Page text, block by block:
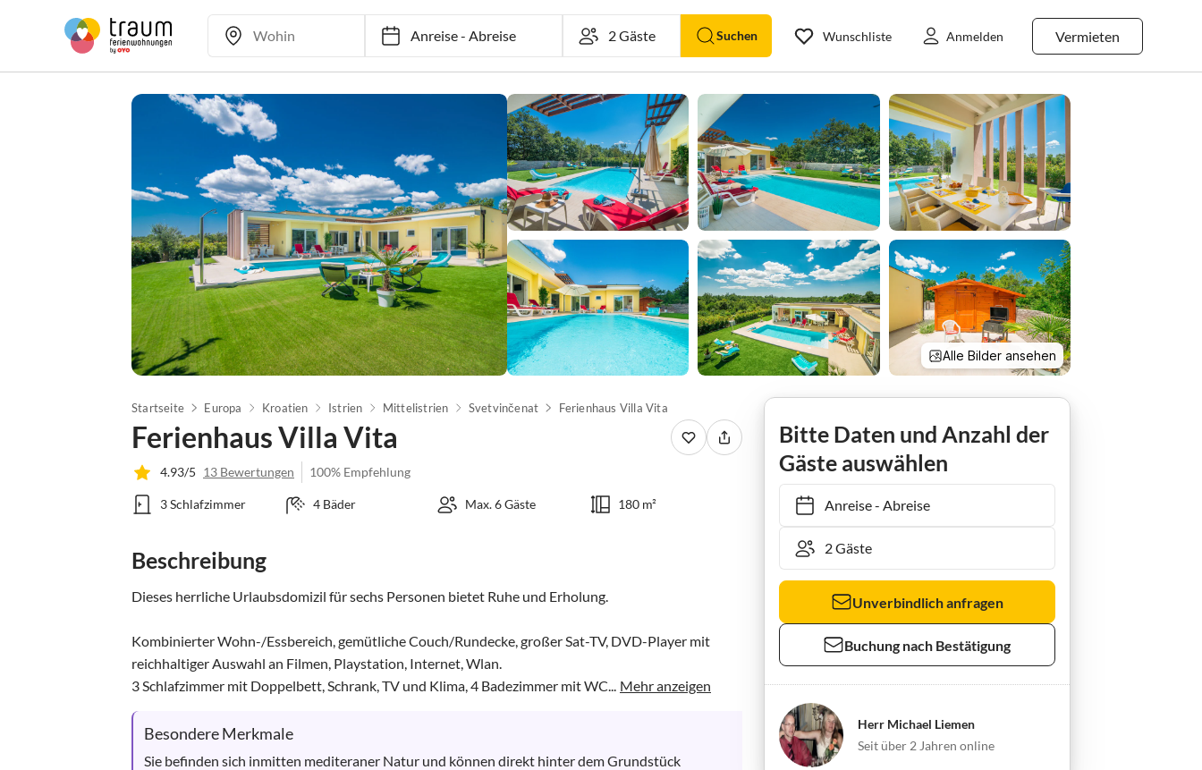
Anreise-Abreise Suchen Vermieten
Wunschliste Anmelden
Alle Bilder ansehen
Startseite Europa Kroatien Istrien Mittelistrien Svetvinčenat Ferienhaus Villa Vita
Ferienhaus Villa Vita
4.93/5 13 Bewertungen 100% Empfehlung
3 Schlafzimmer 4 Bäder Max. 6 Gäste 180 m²
Beschreibung
Dieses herrliche Urlaubsdomizil für sechs Personen bietet Ruhe und Erholung.
Kombinierter Wohn-/Essbereich, gemütliche Couch/Rundecke, großer Sat-TV, DVD-Player mit
reichhaltiger Auswahl an Filmen, Playstation, Internet, Wlan.
3 Schlafzimmer mit Doppelbett, Schrank, TV und Klima, 4 Badezimmer mit WC... Mehr anzeigen
Besondere Merkmale
Sie befinden sich inmitten mediteraner Natur und können direkt hinter dem Grundstück
Bitte Daten und Anzahl der
Gäste auswählen
Anreise- Abreise
Unverbindlich anfragen
Buchung nach Bestätigung
Herr Michael Liemen
Seit über 2 Jahren online